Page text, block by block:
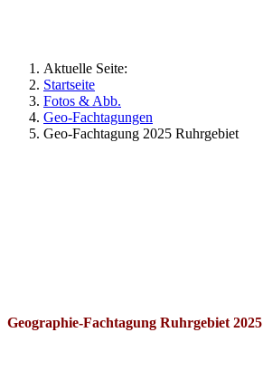
Aktuelle Seite:
Startseite
Fotos & Abb.
Geo-Fachtagungen
Geo-Fachtagung 2025 Ruhrgebiet
Geographie-Fachtagung Ruhrgebiet 2025